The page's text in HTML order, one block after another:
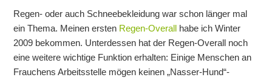
Regen- oder auch Schneebekleidung war schon länger mal
ein Thema. Meinen ersten Regen-Overall habe ich Winter
2009 bekommen. Unterdessen hat der Regen-Overall noch
eine weitere wichtige Funktion erhalten: Einige Menschen an
Frauchens Arbeitsstelle mögen keinen „Nasser-Hund“-